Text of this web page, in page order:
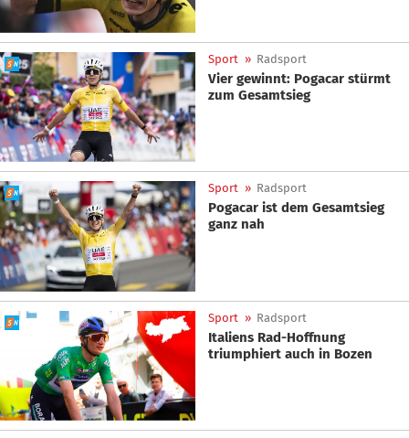
Sport » Radsport
Vier gewinnt: Pogacar stürmt
zum Gesamtsieg
Sport » Radsport
Pogacar ist dem Gesamtsieg
ganz nah
Sport » Radsport
Italiens Rad-Hoffnung
triumphiert auch in Bozen